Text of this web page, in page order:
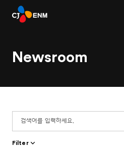
Newsroom
Filter